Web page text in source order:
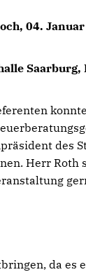
04.
des
Herr Roth
da